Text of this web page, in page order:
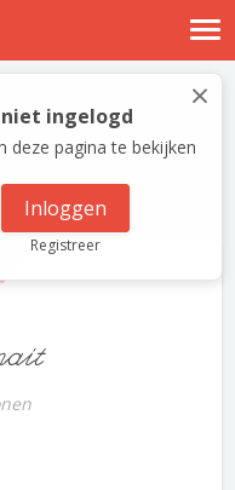
×
niet ingelogd
deze pagina te bekijken
Inloggen
Registreer